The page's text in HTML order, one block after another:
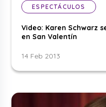
ESPECTÁCULOS
Video: Karen Schwarz
en San Valentín
14 Feb 2013